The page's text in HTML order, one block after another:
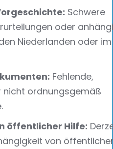
Schwere
oder
Niederlanden oder im
Fehlende,
ordnungsgemäß
öffentlicher Hilfe:
von